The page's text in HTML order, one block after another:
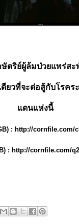
ษัตริย์ผู้ล้มป่วยแพร่ส
ดียวที่จะต่อสู้กับโรค
แดนแห่งนี้
: http://cornfile.com/
: http://cornfile.com/